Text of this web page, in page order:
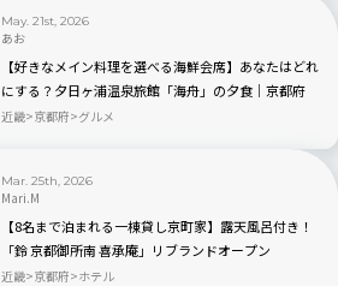
May. 21st, 2026
あお
【好きなメイン料理を選べる海鮮会席】あなたはどれ
にする？夕日ヶ浦温泉旅館「海舟」の夕食｜京都府
近畿 京都府 グルメ
Mar. 25th, 2026
Mari.M
【8名まで泊まれる一棟貸し京町家】露天風呂付き！
「鈴 京都御所南 喜承庵」リブランドオープン
近畿 京都府 ホテル